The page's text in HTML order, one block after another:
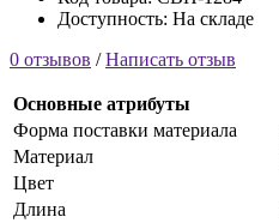
Доступность: На складе
0 отзывов /Написать отзыв
Основные атрибуты
Форма поставки материала
Материал
Цвет
Длина